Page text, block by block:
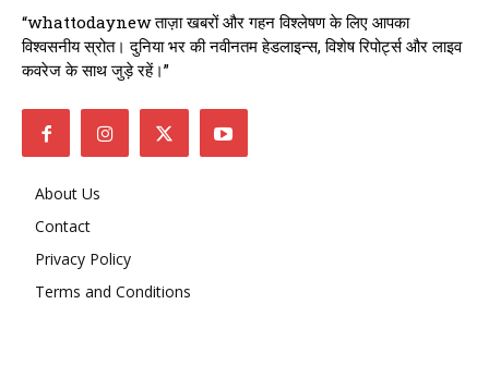
“whattodaynew ताज़ा खबरों और गहन विश्लेषण के लिए आपका
विश्वसनीय स्रोत। दुनिया भर की नवीनतम हेडलाइन्स, विशेष रिपोर्ट्स और लाइव
कवरेज के साथ जुड़े रहें।”
About Us
Contact
Privacy Policy
Terms and Conditions